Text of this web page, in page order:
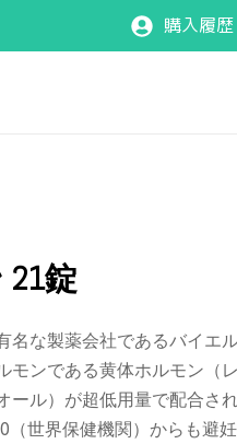
購入履歴
錠
名な製薬会社であるバイエ
モンである黄体ホルモン（
ール）が超低用量で配合さ
（世界保健機関）からも避